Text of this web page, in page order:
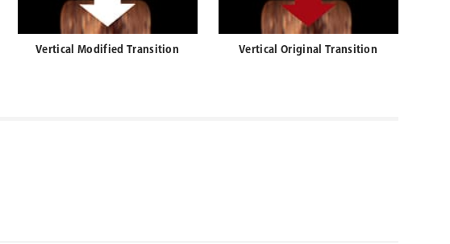
Vertical Modified Transition Vertical Original Transition